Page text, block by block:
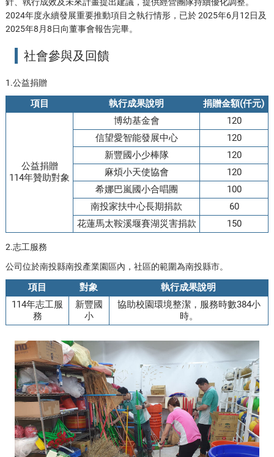
2024年度永續發展重要推動項目之執行情形，已於 2025年6月12日及
2025年8月8日向董事會報告完畢。
社會參與及回饋
1.公益捐贈
項目 執行成果說明 捐贈金額(仟元)
公益捐贈
114年贊助對象
博幼基金會
120
信望愛智能發展中心
120
新豐國小少棒隊
120
麻煩小天使協會
120
希娜巴嵐國小合唱團
100
南投家扶中心長期捐款
60
花蓮馬太鞍溪堰賽湖災害捐款
150
2.志工服務
公司位於南投縣南投產業園區內，社區的範圍為南投縣市。
項目 對象
執行成果說明
114年志工服
務
新豐國
小
協助校園環境整潔，服務時數384小
時。